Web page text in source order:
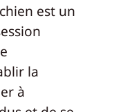
est un
la
à